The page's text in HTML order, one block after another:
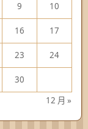
12 月 »
9 10
16 17
23 24
30